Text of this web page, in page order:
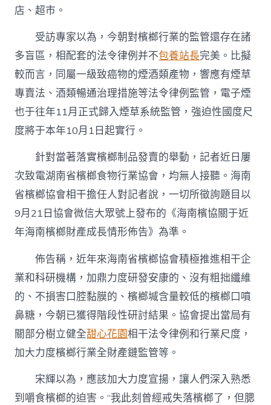
店、超市。
受訪專家以為，今朝對檳榔行業的監管還存在諸
多盲區，相配套的法令律例并不包養站長完美。比擬
較而言，同屬一級致癌物的煙酒類產物，響應有煙草
專賣法、酒類暢通治理措施等法令律例監管，電子煙
也于往年11月正式歸入煙草系統監管，強迫性國度尺
度將于本年10月1日起實行。
針對當著落實檳榔制品發賣的舉動，記者近日屢
次致電湖南省檳榔食物行業協會，均無人接聽。海南
省檳榔協會相干擔任人對記者說，一切所徵詢題目以
9月21日協會微信大眾號上發布的《海南檳協關于近
年海南檳榔財產成長情形佈告》為準。
佈告稱，近年來海南省檳榔協會積極推進相干企
業和科研機構，加鼎力度研發安康的、沒有粗拙纖維
的、不損害口腔黏膜的、檳榔堿含量較低的檳榔口噴
鼻糖，今朝已獲得階段性研討結果。協會提出當局有
關部分樹立健全甜心花園相干法令律例和行業尺度，
加大力度檳榔行業全財產鏈監管等。
宋輝以為，應該加大力度宣揚，讓人們深入熟悉
到嚼食檳榔的迫害。“我此刻曾經戒失落檳榔了，但腮